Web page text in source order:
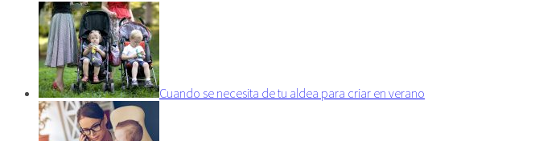
Cuando se necesita de tu aldea para criar en verano